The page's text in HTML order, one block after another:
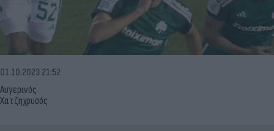
Αυγερινός
Χατζηχρυσός
01.10.2023 21:52